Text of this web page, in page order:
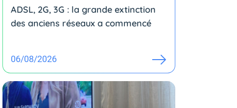
ADSL, 2G, 3G : la grande extinction
des anciens réseaux a commencé
06/08/2026